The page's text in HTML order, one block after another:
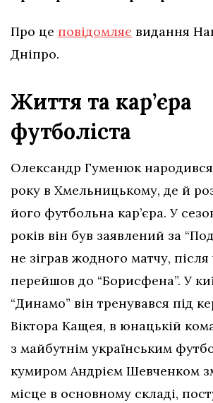
Про це повідомляє видання
Дніпро.
Життя та кар’єра
футболіста
Олександр Гуменюк
року в Хмельницькому, де й
його футбольна кар’єра. У
років він був заявлений за
не зіграв жодного матчу, після
перейшов до “Борисфена”. У
“Динамо” він тренувався під
Віктора Кащея, в юнацькій
з майбутнім українським
кумиром Андрієм Шевченком
місце в основному складі,